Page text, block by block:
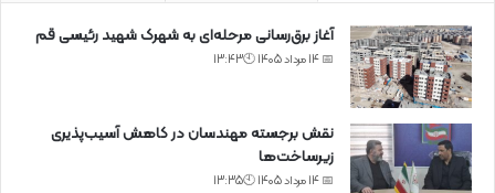
آغاز برق‌رسانی مرحله‌ای به شهرک شهید رئیسی قم
📅 14 مرداد 1405 🕙13:43
نقش برجسته مهندسان در کاهش آسیب‌پذیری
زیرساخت‌ها
📅 14 مرداد 1405 🕙13:35